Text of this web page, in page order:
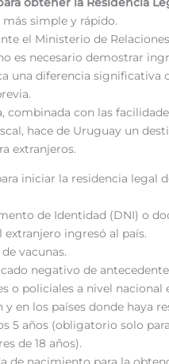
simple y rápido.
el Ministerio de
es necesario demostrar
una diferencia significativa
combinada con las
hace de Uruguay un
extranjeros.
iniciar la residencia legal
de Identidad (DNI) o
extranjero ingresó al país.
vacunas.
negativo de
o policiales a nivel nacional
y en los países donde haya
5 años (obligatorio solo
de 18 años).